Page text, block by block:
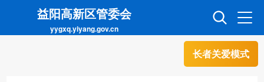
益阳高新区管委会
yygxq.yiyang.gov.cn
长者关爱模式